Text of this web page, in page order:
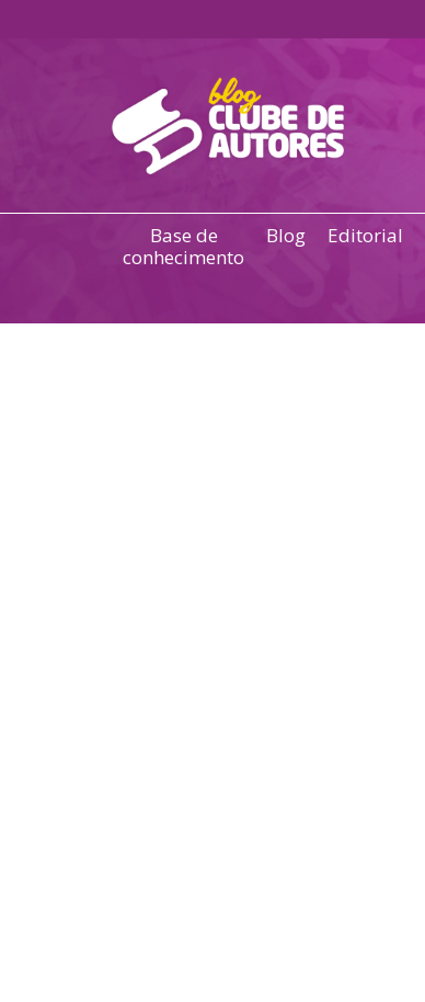
Base de
conhecimento
Blog Editorial